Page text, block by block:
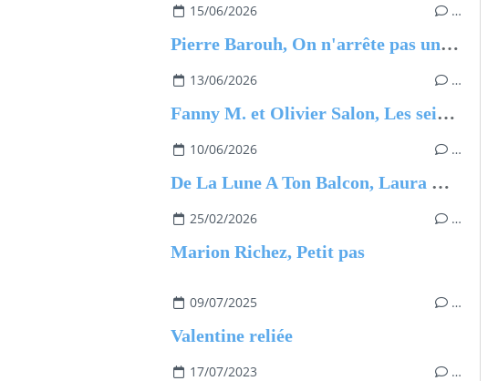
15/06/2026 …
Pierre Barouh, On n'arrête pas une chanson, Benjamin Barouh
13/06/2026 …
Fanny M. et Olivier Salon, Les seize portes
10/06/2026 …
De La Lune A Ton Balcon, Laura Gagné
25/02/2026 …
Marion Richez, Petit pas
09/07/2025 …
Valentine reliée
17/07/2023 …